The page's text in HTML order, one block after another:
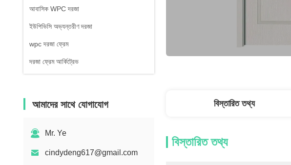
আবাসিক WPC দরজা
ইউপিভিসি অভ্যন্তরীণ দরজা
wpc দরজা ফ্রেম
দরজা ফ্রেম আর্কিট্রেভ
আমাদের সাথে যোগাযোগ
Mr. Ye
cindydeng617@gmail.com
বিস্তারিত তথ্য
বিস্তারিত তথ্য